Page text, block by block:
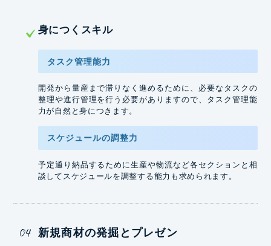
⾝につくスキル
タスク管理能力
開発から量産まで滞りなく進めるために、必要なタスクの
整理や進行管理を行う必要がありますので、タスク管理能
力が自然と身につきます。
スケジュールの調整力
予定通り納品するために生産や物流など各セクションと相
談してスケジュールを調整する能力も求められます。
新規商材の発掘とプレゼン